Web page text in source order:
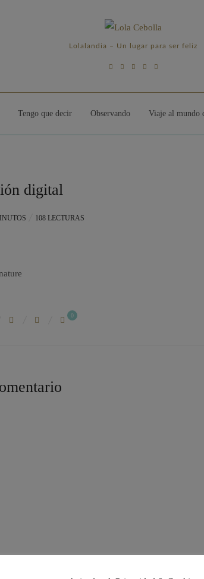
Lolalandia – Un lugar para ser feliz
Tengo que decir Observando Viaje al mundo
digital
108 LECTURAS
0